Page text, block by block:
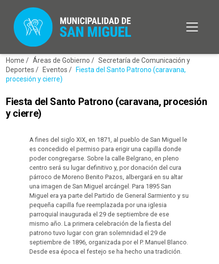
Home / Áreas de Gobierno / Secretaría de Comunicación y
Deportes /
Eventos /
Fiesta del Santo Patrono (caravana,
procesión y cierre)
Fiesta del Santo Patrono (caravana, procesión
y cierre)
A fines del siglo XIX, en 1871, al pueblo de San Miguel le
es concedido el permiso para erigir una capilla donde
poder congregarse. Sobre la calle Belgrano, en pleno
centro será su lugar definitivo y, por donación del cura
párroco de Moreno Benito Pazos, albergará en su altar
una imagen de San Miguel arcángel. Para 1895 San
Miguel era ya parte del Partido de General Sarmiento y su
pequeña capilla fue reemplazada por una iglesia
parroquial inaugurada el 29 de septiembre de ese
mismo año. La primera celebración de la fiesta del
patrono tuvo lugar con gran solemnidad el 29 de
septiembre de 1896, organizada por el P. Manuel Blanco.
Desde esa época el festejo se ha hecho una tradición.